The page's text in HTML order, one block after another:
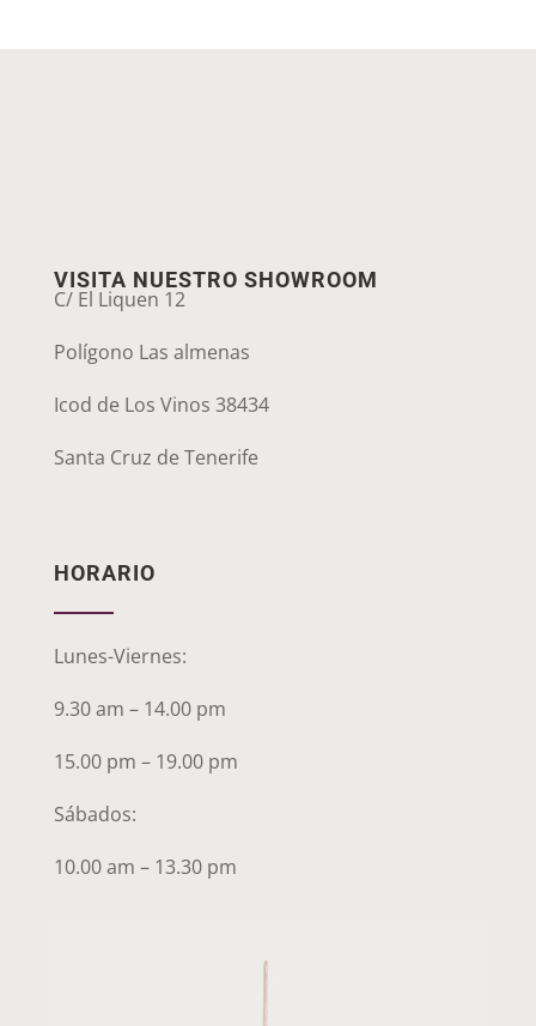
VISITA NUESTRO SHOWROOM
C/ El Liquen 12
Polígono Las almenas
Icod de Los Vinos 38434
Santa Cruz de Tenerife
HORARIO
Lunes-Viernes:
9.30 am – 14.00 pm
15.00 pm – 19.00 pm
Sábados:
10.00 am – 13.30 pm